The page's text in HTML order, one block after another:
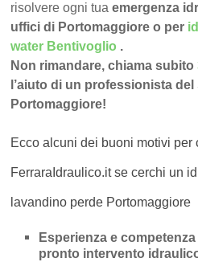
risolvere ogni tuaemergenza
uffici di Portomaggiore o per
water Bentivoglio .
Non rimandare, chiama subito
l’aiuto di un professionista
Portomaggiore!
Ecco alcuni dei buoni motivi per
FerraraIdraulico.it se cerchi un
lavandino perde Portomaggiore
Esperienza e
pronto intervento